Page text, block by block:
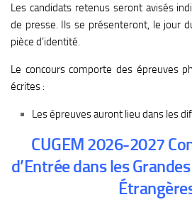
Les candidats retenus seront avisés
de presse. Ils se présenteront, le jour
pièce d’identité.
Le concours comporte des épreuves
écrites :
Les épreuves auront lieu dans les
CUGEM 2026-2027
d’Entrée dans les